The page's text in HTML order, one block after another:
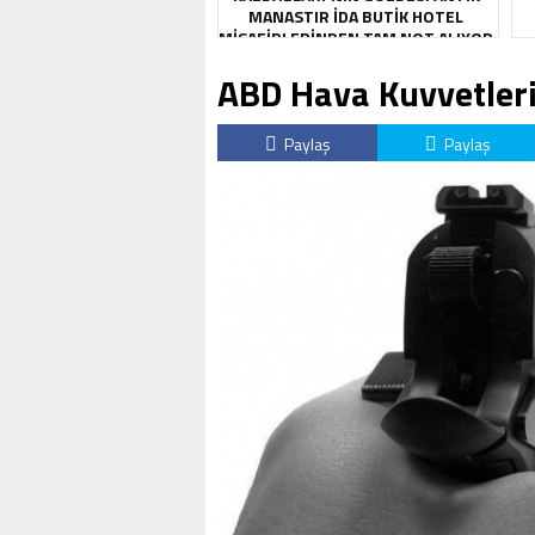
MANASTIR İDA BUTIK HOTEL
MISAFIRLERINDEN TAM NOT ALIYOR
ABD Hava
Paylaş Paylaş